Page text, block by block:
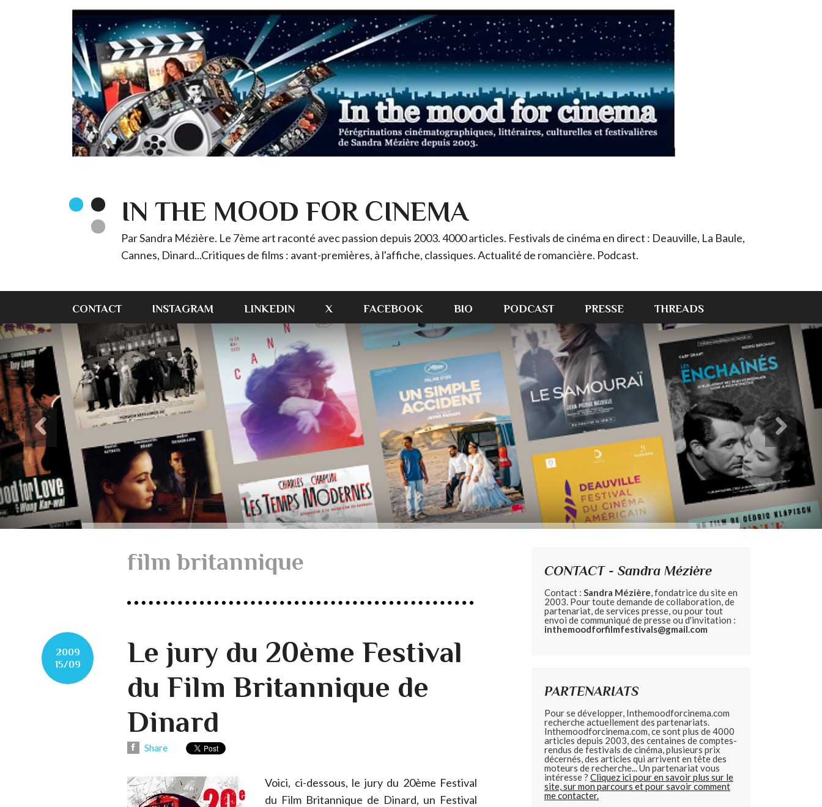
IN THE MOOD FOR CINEMA
Par Sandra Mézière. Le 7ème art raconté avec passion depuis 2003. 4000 articles. Festivals de cinéma en direct : Deauville, La Baule,
Cannes, Dinard...Critiques de films : avant-premières, à l'affiche, classiques. Actualité de romancière. Podcast.
CONTACT INSTAGRAM LINKEDIN X FACEBOOK BIO PODCAST PRESSE THREADS
film britannique
2009
15/09
Le jury du 20ème Festival
du Film Britannique de
Dinard
Share
Voici, ci-dessous, le jury du 20ème Festival
du Film Britannique de Dinard, un Festival
CONTACT - Sandra Mézière
Contact : Sandra Mézière, fondatrice du site en
2003. Pour toute demande de collaboration, de
partenariat, de services presse, ou pour tout
envoi de communiqué de presse ou d'invitation :
inthemoodforfilmfestivals@gmail.com
PARTENARIATS
Pour se développer, Inthemoodforcinema.com
recherche actuellement des partenariats.
Inthemoodforcinema.com, ce sont plus de 4000
articles depuis 2003, des centaines de comptes-
rendus de festivals de cinéma, plusieurs prix
décernés, des articles qui arrivent en tête des
moteurs de recherche... Un partenariat vous
intéresse ? Cliquez ici pour en savoir plus sur le
site, sur mon parcours et pour savoir comment
me contacter.